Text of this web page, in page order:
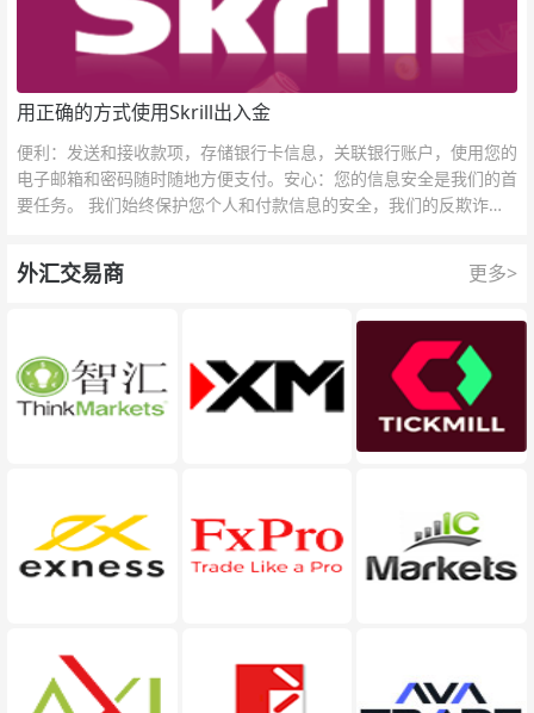
用正确的方式使用Skrill出入金
便利：发送和接收款项，存储银行卡信息，关联银行账户，使用您的
电子邮箱和密码随时随地方便支付。安心：您的信息安全是我们的首
要任务。 我们始终保护您个人和付款信息的安全，我们的反欺诈团
外汇交易商 更多>